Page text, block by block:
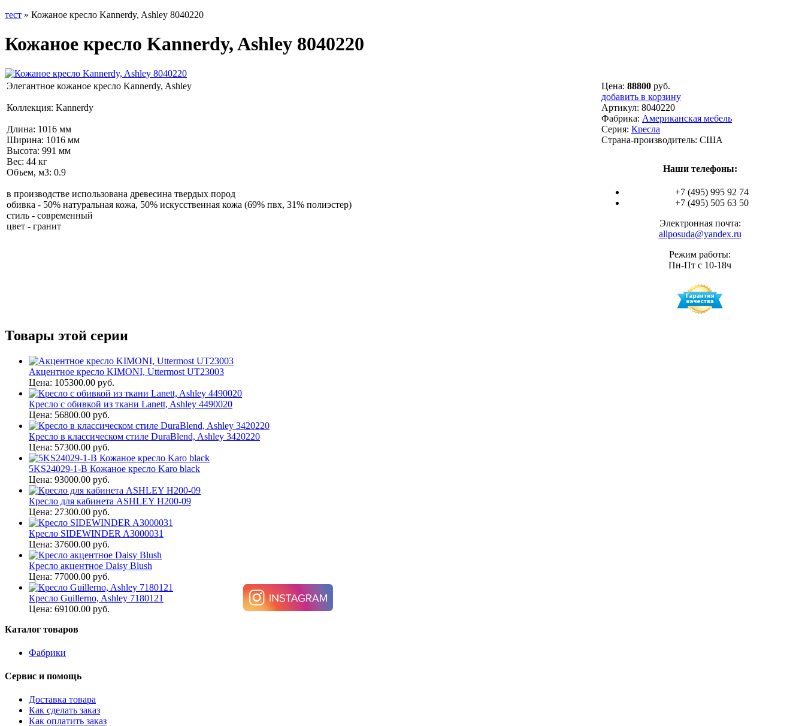
тест » Кожаное кресло Kannerdy, Ashley 8040220
Кожаное кресло Kannerdy, Ashley 8040220
Элегантное кожаное кресло Kannerdy, Ashley
Коллекция: Kannerdy
Длина: 1016 мм
Ширина: 1016 мм
Высота: 991 мм
Вес: 44 кг
Объем, м3: 0.9
в производстве использована древесина твердых пород
обивка - 50% натуральная кожа, 50% искусственная кожа (69% пвх, 31% полиэстер)
стиль - современный
цвет - гранит
Цена: 88800 руб.
добавить в корзину
Артикул: 8040220
Фабрика: Американская мебель
Серия: Кресла
Страна-производитель: США
Наши телефоны:
+7 (495) 995 92 74
+7 (495) 505 63 50
Электронная почта:
allposuda@yandex.ru
Режим работы:
Пн-Пт с 10-18ч
Товары этой серии
Акцентное кресло KIMONI, Uttermost UT23003
Цена: 105300.00 руб.
Кресло с обивкой из ткани Lanett, Ashley 4490020
Цена: 56800.00 руб.
Кресло в классическом стиле DuraBlend, Ashley 3420220
Цена: 57300.00 руб.
5KS24029-1-B Кожаное кресло Karo black
Цена: 93000.00 руб.
Кресло для кабинета ASHLEY H200-09
Цена: 27300.00 руб.
Кресло SIDEWINDER A3000031
Цена: 37600.00 руб.
Кресло акцентное Daisy Blush
Цена: 77000.00 руб.
Кресло Guillerno, Ashley 7180121
Цена: 69100.00 руб.
Каталог товаров
Фабрики
Сервис и помощь
Доставка товара
Как сделать заказ
Как оплатить заказ